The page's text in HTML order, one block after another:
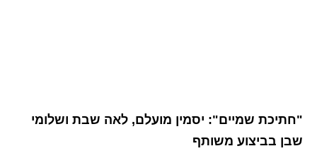
"חתיכת שמיים": יסמין מועלם, לאה שבת ושלומי
שבן בביצוע משותף